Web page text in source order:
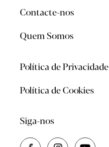
Contacte-nos
Quem Somos
Política de Privacidade
Política de Cookies
Siga-nos